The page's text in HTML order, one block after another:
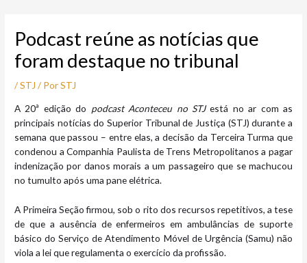
conteúdo
Podcast reúne as notícias que
foram destaque no tribunal
/STJ / PorSTJ
​A 20ª edição do podcast Aconteceu no STJestá no ar com as
principais notícias do Superior Tribunal de Justiça (STJ) durante a
semana que passou – entre elas, a decisão da Terceira Turma que
condenou a Companhia Paulista de Trens Metropolitanos a pagar
indenização por danos morais a um passageiro que se machucou
no tumulto após uma pane elétrica.
A Primeira Seção firmou, sob o rito dos recursos repetitivos, a tese
de que a ausência de enfermeiros em ambulâncias de suporte
básico do Serviço de Atendimento Móvel de Urgência (Samu) não
viola a lei que regulamenta o exercício da profissão.